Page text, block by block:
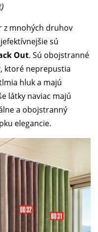
)
z mnohých druhov
sú
Out. Sú obojstranné
ktoré neprepustia
hluk a majú
látky naviac majú
a obojstranný
elegancie.